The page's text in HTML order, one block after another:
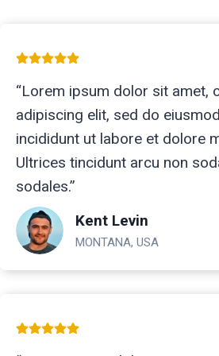
“Lorem ipsum dolor sit amet,
adipiscing elit, sed do
incididunt ut labore et dolore
Ultrices tincidunt arcu non
sodales.”
Kent Levin
MONTANA, USA